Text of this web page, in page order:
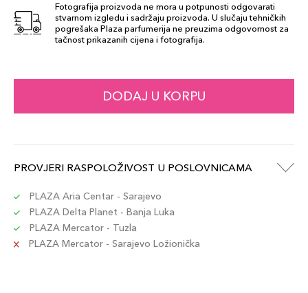
SHADE 37
Šifra artikla
99,00 KM
Fotografija proizvoda ne mora u potpunosti odgovarati
stvarnom izgledu i sadržaju proizvoda. U slučaju tehničkih
pogrešaka Plaza parfumerija ne preuzima odgovornost za
tačnost prikazanih cijena i fotografija.
DODAJ U KORPU
PROVJERI RASPOLOŽIVOST U POSLOVNICAMA
PLAZA Aria Centar - Sarajevo
PLAZA Delta Planet - Banja Luka
PLAZA Mercator - Tuzla
PLAZA Mercator - Sarajevo Ložionička